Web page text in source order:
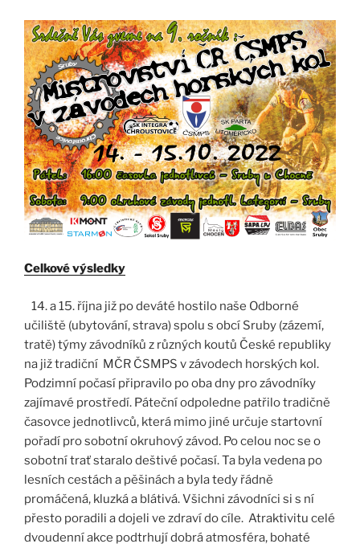
Celkové výsledky
14. a 15. října již po deváté hostilo naše Odborné
učiliště (ubytování, strava) spolu s obcí Sruby (zázemí,
tratě) týmy závodníků z různých koutů České republiky
na již tradiční MČR ČSMPS v závodech horských kol.
Podzimní počasí připravilo po oba dny pro závodníky
zajímavé prostředí. Páteční odpoledne patřilo tradičně
časovce jednotlivců, která mimo jiné určuje startovní
pořadí pro sobotní okruhový závod. Po celou noc se o
sobotní trať staralo deštivé počasí. Ta byla vedena po
lesních cestách a pěšinách a byla tedy řádně
promáčená, kluzká a blátivá. Všichni závodníci si s ní
přesto poradili a dojeli ve zdraví do cíle. Atraktivitu celé
dvoudenní akce podtrhují dobrá atmosféra, bohaté